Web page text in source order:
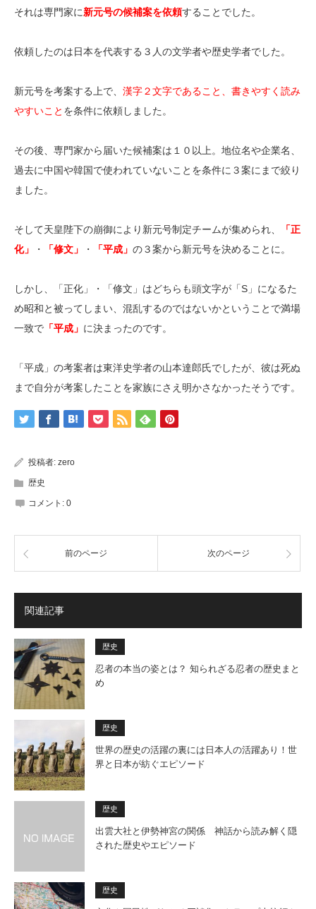
それは専門家に新元号の候補案を依頼することでした。
依頼したのは日本を代表する３人の文学者や歴史学者でした。
新元号を考案する上で、 漢字２文字であること、書きやすく読み
やすいこと を条件に依頼しました。
その後、専門家から届いた候補案は１０以上。地位名や企業名、
過去に中国や韓国で使われていないことを条件に３案にまで絞り
ました。
そして天皇陛下の崩御により新元号制定チームが集められ、
「正
化」
・ 「修文」 ・ 「平成」 の３案から新元号を決めることに。
しかし、「正化」・「修文」はどちらも頭文字が「S」になるた
め昭和と被ってしまい、混乱するのではないかということで満場
一致で 「平成」 に決まったのです。
「平成」の考案者は東洋史学者の山本達郎氏でしたが、彼は死ぬ
まで自分が考案したことを家族にさえ明かさなかったそうです。
投稿者: zero
歴史
コメント: 0
前のページ 次のページ
関連記事
歴史
忍者の本当の姿とは？ 知られざる忍者の歴史まと
め
歴史
世界の歴史の活躍の裏には日本人の活躍あり！世
界と日本が紡ぐエピソード
歴史
出雲大社と伊勢神宮の関係 神話から読み解く隠
された歴史やエピソード
歴史